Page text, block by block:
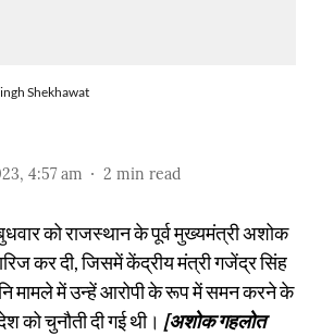
Shekhawat
4:57 am 2 min read
को राजस्थान के पूर्व मुख्यमंत्री अशोक
कर दी, जिसमें केंद्रीय मंत्री गजेंद्र सिंह
मामले में उन्हें आरोपी के रूप में समन करने के
चुनौती दी गई थी। [अशोक गहलोत